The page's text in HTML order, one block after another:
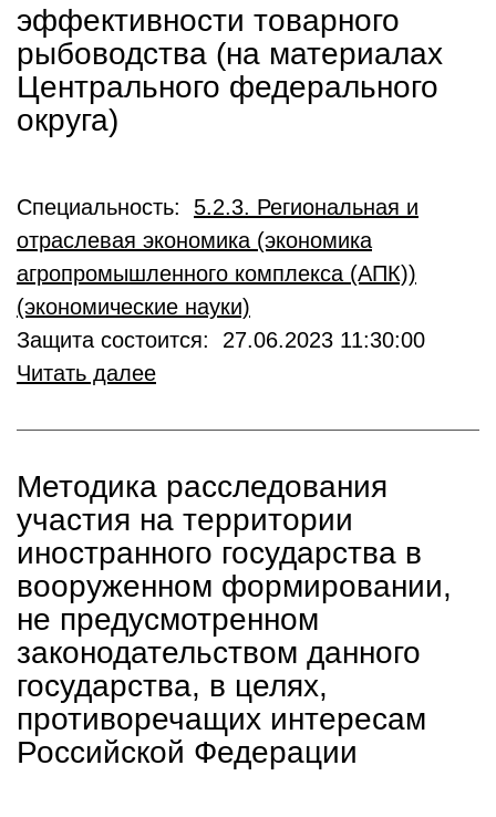
эффективности товарного
рыбоводства (на материалах
Центрального федерального
округа)
Специальность: 5.2.3. Региональная и
отраслевая экономика (экономика
агропромышленного комплекса (АПК))
(экономические науки)
Защита состоится: 27.06.2023 11:30:00
Читать далее
Методика расследования
участия на территории
иностранного государства в
вооруженном формировании,
не предусмотренном
законодательством данного
государства, в целях,
противоречащих интересам
Российской Федерации